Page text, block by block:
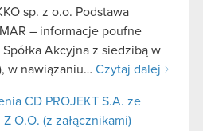
sp. z o.o. Podstawa
MAR – informacje poufne
Spółka Akcyjna z siedzibą w
w nawiązaniu… Czytaj dalej
CD PROJEKT S.A. ze
Z O.O. (z załącznikami)